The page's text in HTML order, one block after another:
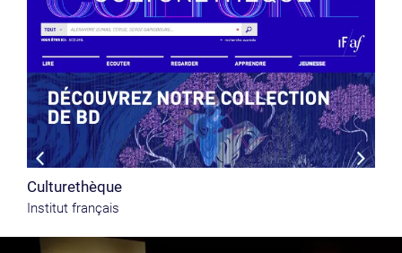
Culturethèque
Institut français